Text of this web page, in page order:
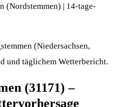
(Nordstemmen) | 14-tage-
(Niedersachsen,
und täglichem Wetterbericht.
(31171) –